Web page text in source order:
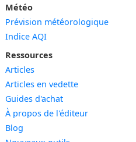
Widget
Météo
Prévision météorologique
Indice AQI
Ressources
Articles
Articles en vedette
Guides d'achat
À propos de l'éditeur
Blog